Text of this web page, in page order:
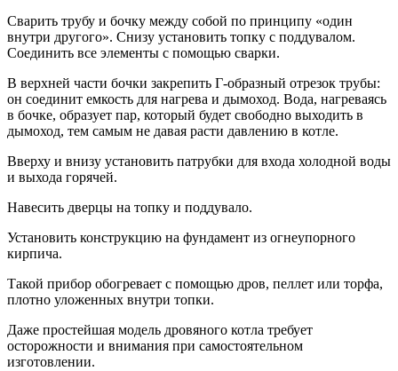
Сварить трубу и бочку между собой по принципу «один
внутри другого». Снизу установить топку с поддувалом.
Соединить все элементы с помощью сварки.
В верхней части бочки закрепить Г-образный отрезок трубы:
он соединит емкость для нагрева и дымоход. Вода, нагреваясь
в бочке, образует пар, который будет свободно выходить в
дымоход, тем самым не давая расти давлению в котле.
Вверху и внизу установить патрубки для входа холодной воды
и выхода горячей.
Навесить дверцы на топку и поддувало.
Установить конструкцию на фундамент из огнеупорного
кирпича.
Такой прибор обогревает с помощью дров, пеллет или торфа,
плотно уложенных внутри топки.
Даже простейшая модель дровяного котла требует
осторожности и внимания при самостоятельном
изготовлении.